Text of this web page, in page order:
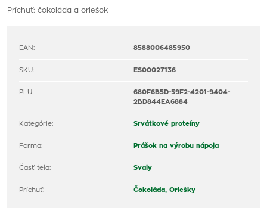
Príchuť: čokoláda a oriešok
EAN: 8588006485950
SKU: ES00027136
PLU:
680F6B5D-59F2-4201-9404-
2BD844EA6884
Kategórie: Srvátkové proteíny
Forma: Prášok na výrobu nápoja
Časť tela: Svaly
Príchuť: Čokoláda, Oriešky